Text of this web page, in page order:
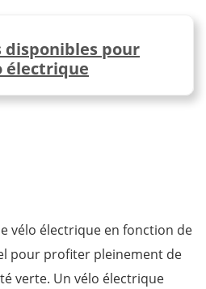
disponibles pour
électrique
vélo électrique en fonction de
pour profiter pleinement de
verte. Un vélo électrique